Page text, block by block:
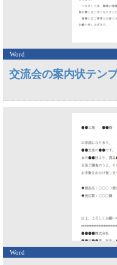
Word
交流会の案内状テン
Word